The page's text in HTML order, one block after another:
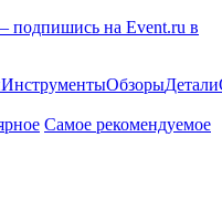
подпишись на Event.ru в
ИнструментыОбзорыДетали
Самое рекомендуемое